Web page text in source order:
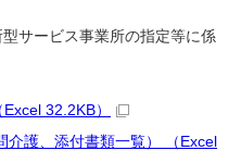
ービス事業所の指定等に係
32.2KB）
護、添付書類一覧） （Excel